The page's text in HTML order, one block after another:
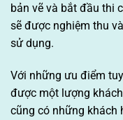
bản vẽ và bắt đầu thi
sẽ được nghiệm thu
sử dụng.
Với những ưu điểm
được một lượng
cũng có những khách